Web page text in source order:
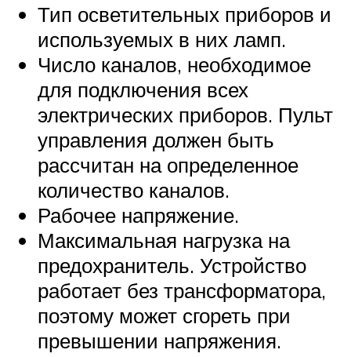
Тип осветительных приборов и
используемых в них ламп.
Число каналов, необходимое
для подключения всех
электрических приборов. Пульт
управления должен быть
рассчитан на определенное
количество каналов.
Рабочее напряжение.
Максимальная нагрузка на
предохранитель. Устройство
работает без трансформатора,
поэтому может сгореть при
превышении напряжения.